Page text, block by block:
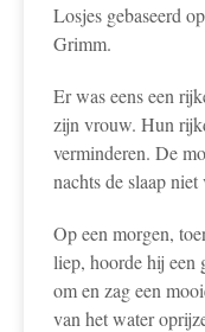
Losjes gebaseerd
Grimm.
Er was eens een
zijn vrouw. Hun
verminderen. De
nachts de slaap niet
Op een morgen,
liep, hoorde hij een
om en zag een
van het water